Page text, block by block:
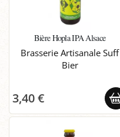
Bière Hopla IPA Alsace
Brasserie Artisanale Suff
Bier
3,40 €